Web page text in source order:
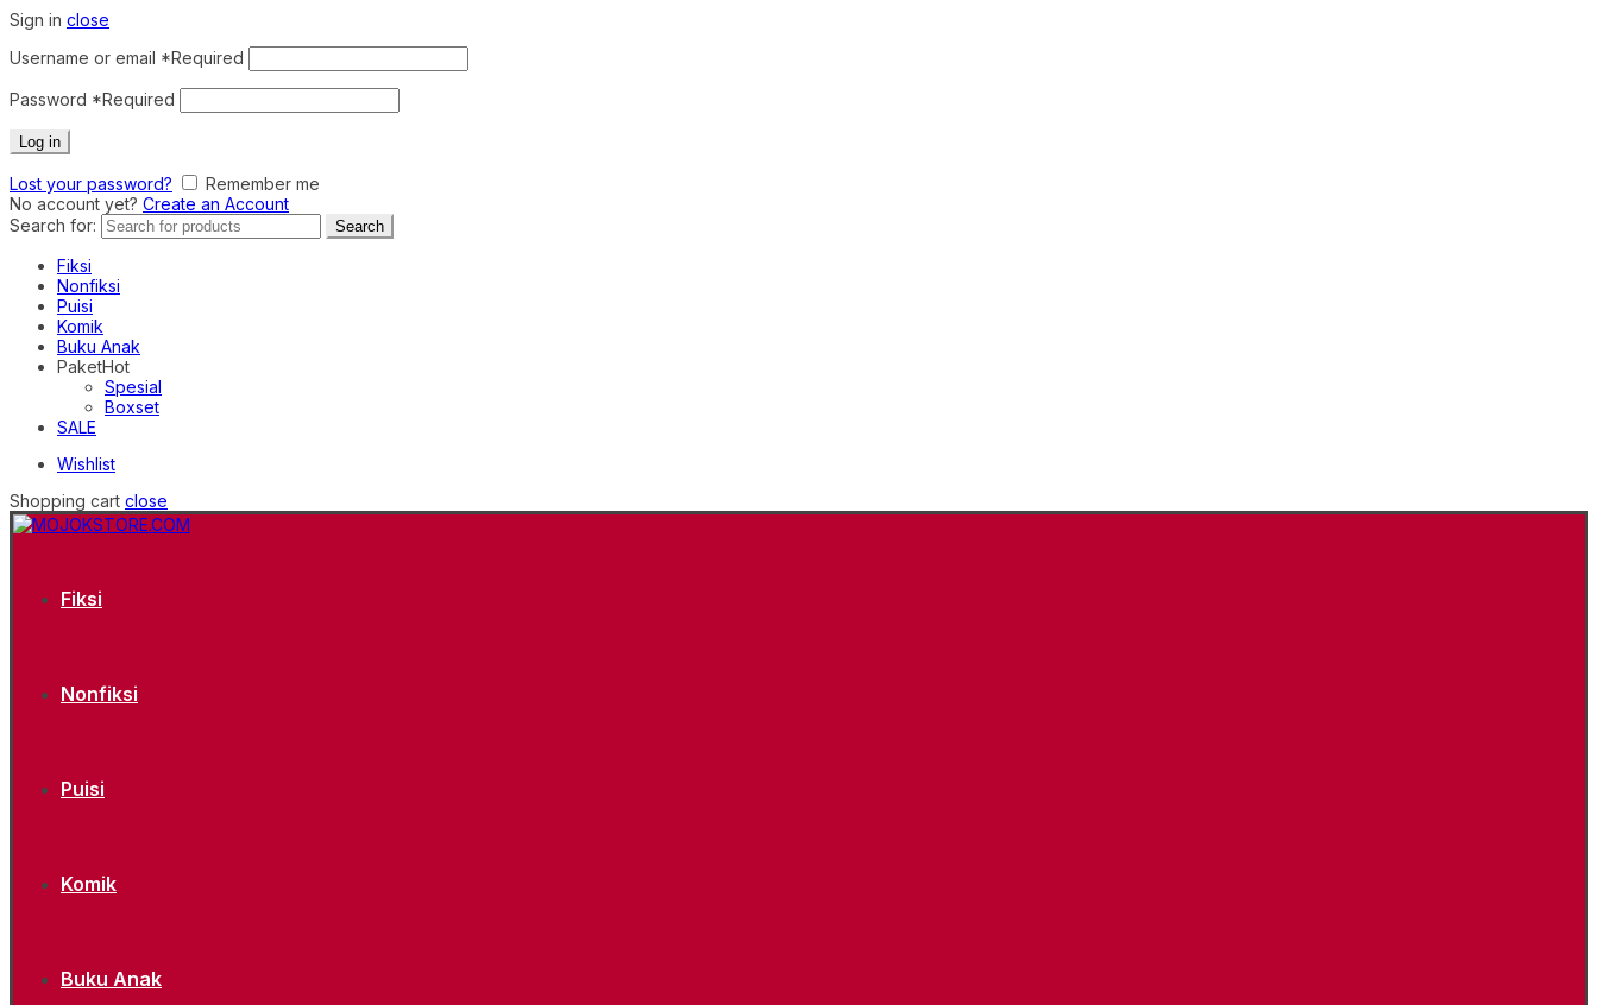
Sign in close
Username or email *Required
Password *Required
Log in
Lost your password?
Remember me
No account yet? Create an Account
Search for:
Search
Fiksi
Nonfiksi
Puisi
Komik
Buku Anak
PaketHot
Spesial
Boxset
SALE
Wishlist
Shopping cart close
Fiksi
Nonfiksi
Puisi
Komik
Buku Anak